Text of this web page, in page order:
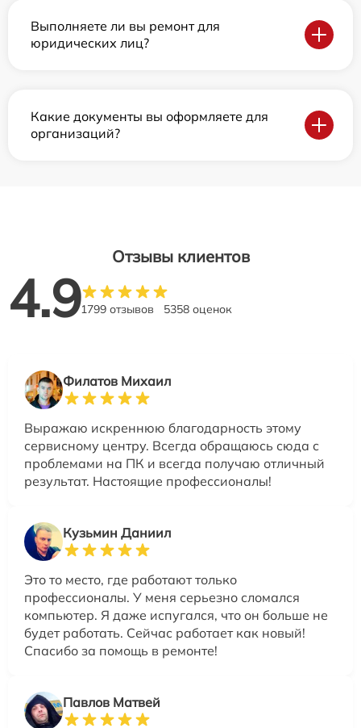
Выполняете ли вы ремонт для
юридических лиц?
Какие документы вы оформляете для
организаций?
Отзывы клиентов
4.91799 отзывов 5358 оценок
Филатов Михаил
Выражаю искреннюю благодарность этому
сервисному центру. Всегда обращаюсь сюда с
проблемами на ПК и всегда получаю отличный
результат. Настоящие профессионалы!
Кузьмин Даниил
Это то место, где работают только
профессионалы. У меня серьезно сломался
компьютер. Я даже испугался, что он больше не
будет работать. Сейчас работает как новый!
Спасибо за помощь в ремонте!
Павлов Матвей